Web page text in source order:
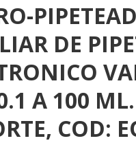
DE
A 100
COD: